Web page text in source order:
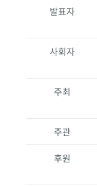
발표자
사회자
주최
주관
후원